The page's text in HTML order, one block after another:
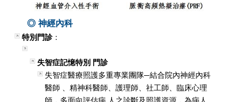
◎ 神經內科
特別門診：
失智症記憶特別 門診
失智症醫療照護多重專業團隊─結合院內神經內科
醫師 、精神科醫師、護理師、社工師、臨床心理